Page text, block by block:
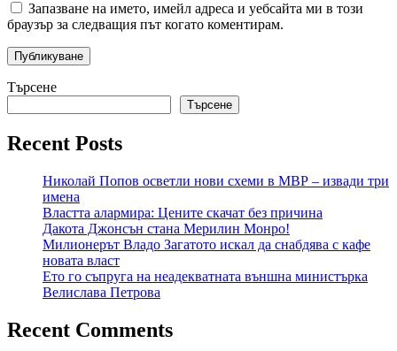
Запазване на името, имейл адреса и уебсайта ми в този
браузър за следващия път когато коментирам.
Търсене
Търсене
Recent Posts
Николай Попов осветли нови схеми в МВР – извади три
имена
Властта алармира: Цените скачат без причина
Дакота Джонсън стана Мерилин Монро!
Милионерът Владо Загатото искал да снабдява с кафе
новата власт
Ето го съпруга на неадекватната външна министърка
Велислава Петрова
Recent Comments